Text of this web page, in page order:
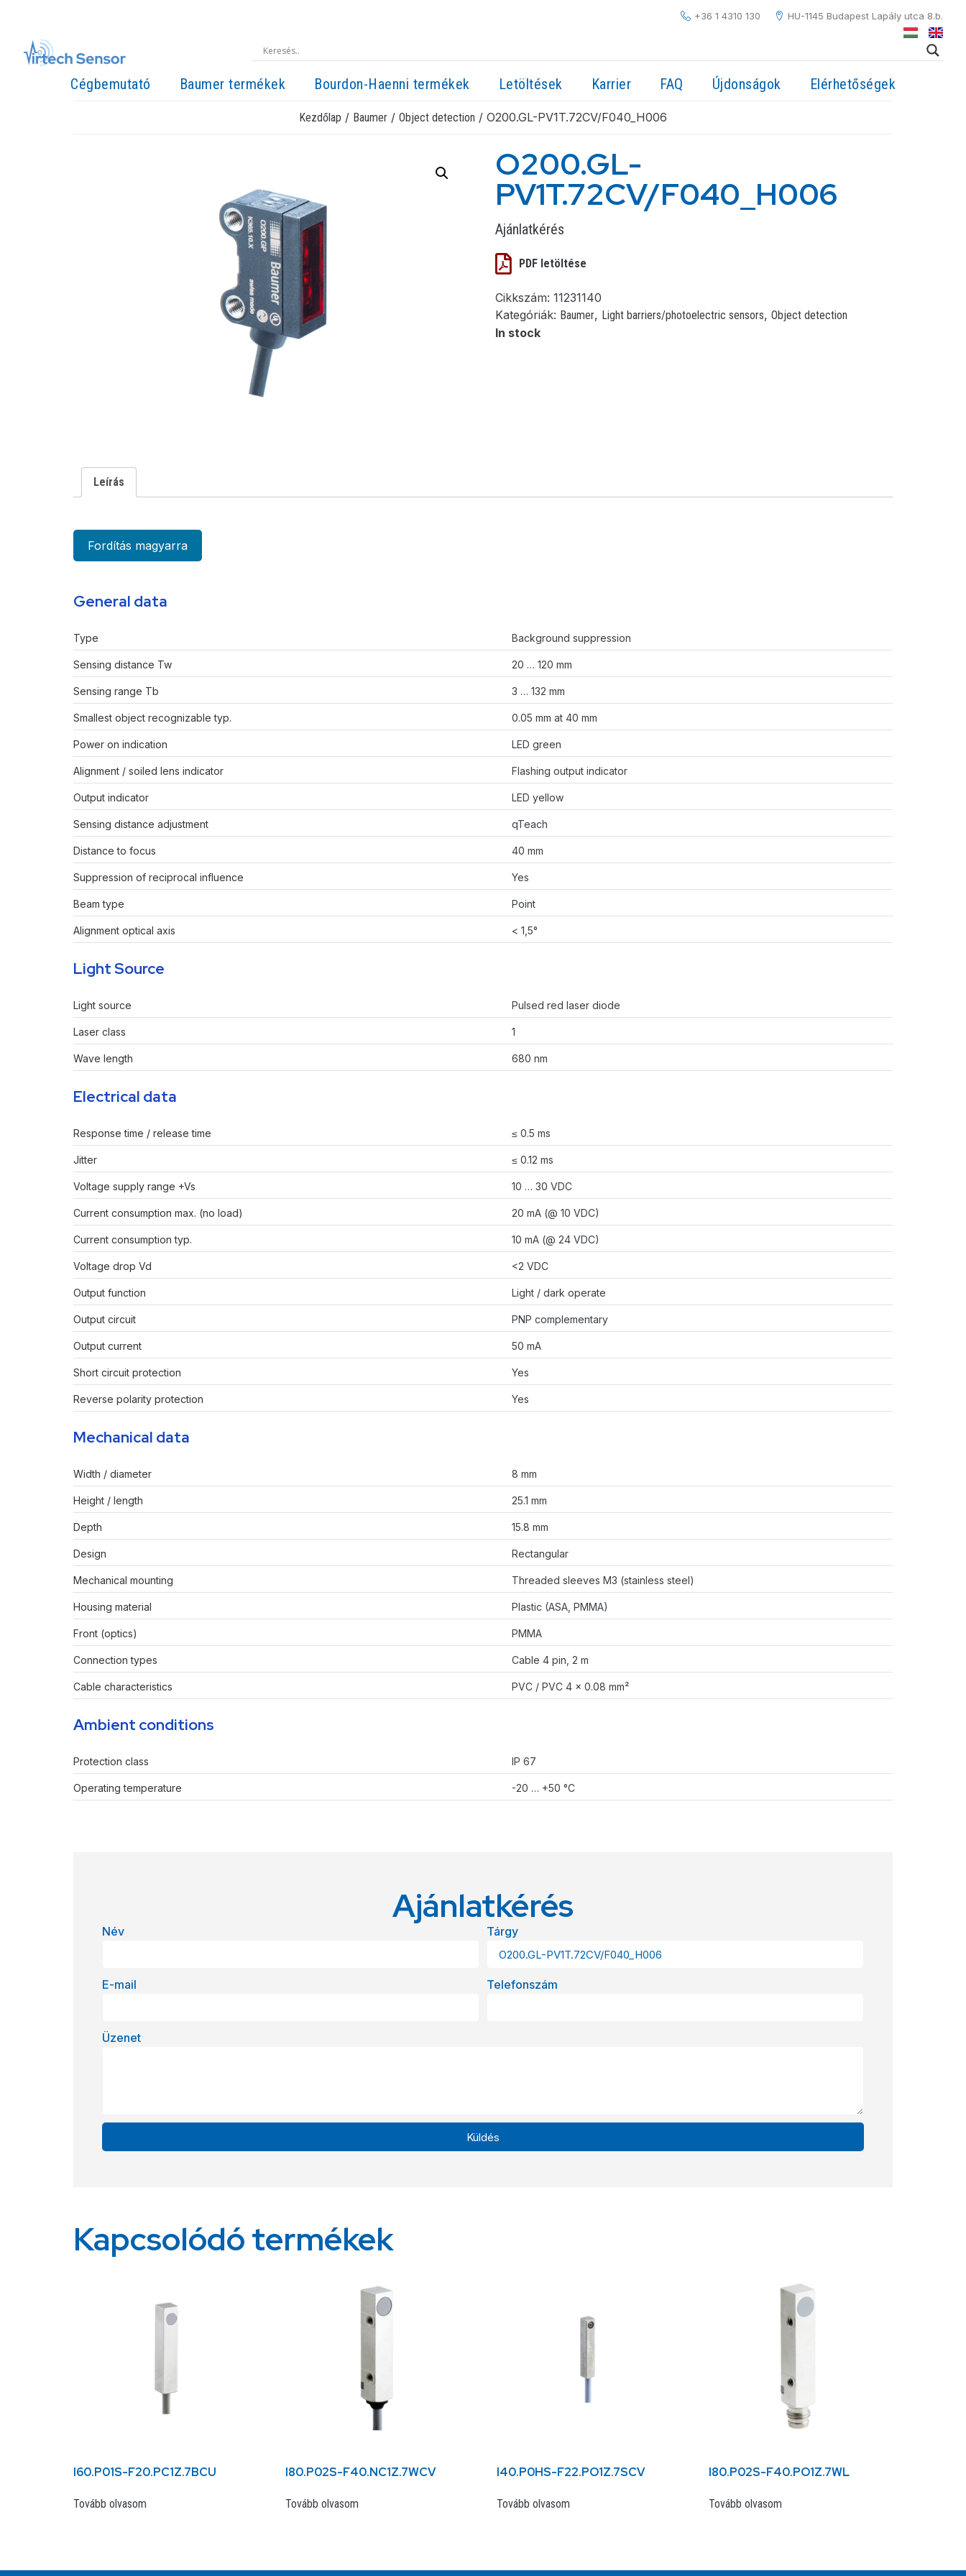
+36 1 4310 130 HU-1145 Budapest Lapály utca 8.b.
Cégbemutató Baumer termékek Bourdon-Haenni termékek Letöltések Karrier FAQ Újdonságok Elérhetőségek
Kezdőlap / Baumer / Object detection / O200.GL-PV1T.72CV/F040_H006
O200.GL-
PV1T.72CV/F040_H006
Ajánlatkérés
PDF letöltése
Cikkszám:11231140
Kategóriák: Baumer, Light barriers/photoelectric sensors,Object detection
In stock
Leírás
Fordítás magyarra
General data
Type Background suppression
Sensing distance Tw 20 … 120 mm
Sensing range Tb 3 … 132 mm
Smallest object recognizable typ. 0.05 mm at 40 mm
Power on indication LED green
Alignment / soiled lens indicator Flashing output indicator
Output indicator LED yellow
Sensing distance adjustment qTeach
Distance to focus 40 mm
Suppression of reciprocal influence Yes
Beam type Point
Alignment optical axis < 1,5°
Light Source
Light source Pulsed red laser diode
Laser class 1
Wave length 680 nm
Electrical data
Response time / release time ≤ 0.5 ms
Jitter ≤ 0.12 ms
Voltage supply range +Vs 10 … 30 VDC
Current consumption max. (no load) 20 mA (@ 10 VDC)
Current consumption typ. 10 mA (@ 24 VDC)
Voltage drop Vd <2 VDC
Output function Light / dark operate
Output circuit PNP complementary
Output current 50 mA
Short circuit protection Yes
Reverse polarity protection Yes
Mechanical data
Width / diameter 8 mm
Height / length 25.1 mm
Depth 15.8 mm
Design Rectangular
Mechanical mounting Threaded sleeves M3 (stainless steel)
Housing material Plastic (ASA, PMMA)
Front (optics) PMMA
Connection types Cable 4 pin, 2 m
Cable characteristics PVC / PVC 4 x 0.08 mm²
Ambient conditions
Protection class IP 67
Operating temperature -20 … +50 °C
Ajánlatkérés
Név Tárgy
E-mail Telefonszám
Üzenet
Küldés
Kapcsolódó termékek
I60.P01S-F20.PC1Z.7BCU
Tovább olvasom
I80.P02S-F40.NC1Z.7WCV
Tovább olvasom
I40.P0HS-F22.PO1Z.7SCV
Tovább olvasom
I80.P02S-F40.PO1Z.7WL
Tovább olvasom